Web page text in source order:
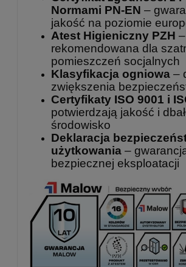
Normami PN-EN –
jakość na poziomie
Atest Higieniczny PZH –
rekomendowana dla
pomieszczeń socjalnych
Klasyfikacja ogniowa –
zwiększenia
Certyfikaty ISO 9001 i
potwierdzają jakość i
środowisko
Deklaracja
użytkowania –
bezpiecznej eksploatacji